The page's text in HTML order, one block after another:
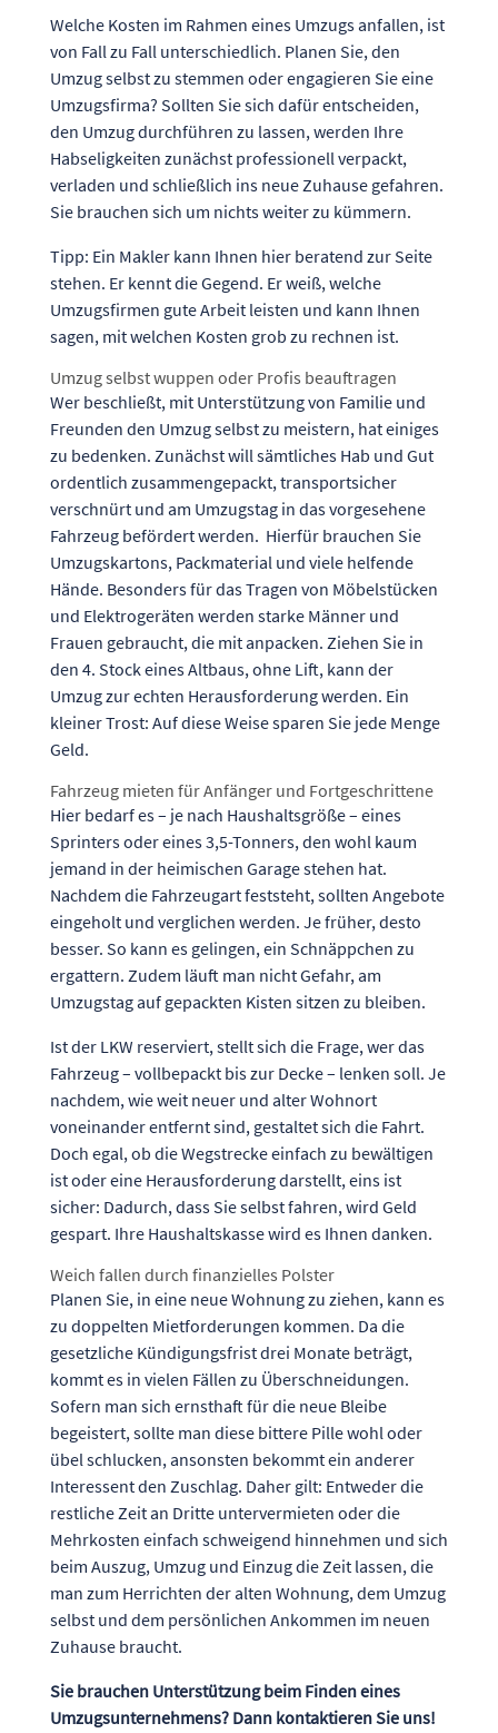
Welche Kosten im Rahmen eines Umzugs anfallen, ist
von Fall zu Fall unterschiedlich. Planen Sie, den
Umzug selbst zu stemmen oder engagieren Sie eine
Umzugsfirma? Sollten Sie sich dafür entscheiden,
den Umzug durchführen zu lassen, werden Ihre
Habseligkeiten zunächst professionell verpackt,
verladen und schließlich ins neue Zuhause gefahren.
Sie brauchen sich um nichts weiter zu kümmern.
Tipp: Ein Makler kann Ihnen hier beratend zur Seite
stehen. Er kennt die Gegend. Er weiß, welche
Umzugsfirmen gute Arbeit leisten und kann Ihnen
sagen, mit welchen Kosten grob zu rechnen ist.
Umzug selbst wuppen oder Profis beauftragen
Wer beschließt, mit Unterstützung von Familie und
Freunden den Umzug selbst zu meistern, hat einiges
zu bedenken. Zunächst will sämtliches Hab und Gut
ordentlich zusammengepackt, transportsicher
verschnürt und am Umzugstag in das vorgesehene
Fahrzeug befördert werden. Hierfür brauchen Sie
Umzugskartons, Packmaterial und viele helfende
Hände. Besonders für das Tragen von Möbelstücken
und Elektrogeräten werden starke Männer und
Frauen gebraucht, die mit anpacken. Ziehen Sie in
den 4. Stock eines Altbaus, ohne Lift, kann der
Umzug zur echten Herausforderung werden. Ein
kleiner Trost: Auf diese Weise sparen Sie jede Menge
Geld.
Fahrzeug mieten für Anfänger und Fortgeschrittene
Hier bedarf es – je nach Haushaltsgröße – eines
Sprinters oder eines 3,5-Tonners, den wohl kaum
jemand in der heimischen Garage stehen hat.
Nachdem die Fahrzeugart feststeht, sollten Angebote
eingeholt und verglichen werden. Je früher, desto
besser. So kann es gelingen, ein Schnäppchen zu
ergattern. Zudem läuft man nicht Gefahr, am
Umzugstag auf gepackten Kisten sitzen zu bleiben.
Ist der LKW reserviert, stellt sich die Frage, wer das
Fahrzeug – vollbepackt bis zur Decke – lenken soll. Je
nachdem, wie weit neuer und alter Wohnort
voneinander entfernt sind, gestaltet sich die Fahrt.
Doch egal, ob die Wegstrecke einfach zu bewältigen
ist oder eine Herausforderung darstellt, eins ist
sicher: Dadurch, dass Sie selbst fahren, wird Geld
gespart. Ihre Haushaltskasse wird es Ihnen danken.
Weich fallen durch finanzielles Polster
Planen Sie, in eine neue Wohnung zu ziehen, kann es
zu doppelten Mietforderungen kommen. Da die
gesetzliche Kündigungsfrist drei Monate beträgt,
kommt es in vielen Fällen zu Überschneidungen.
Sofern man sich ernsthaft für die neue Bleibe
begeistert, sollte man diese bittere Pille wohl oder
übel schlucken, ansonsten bekommt ein anderer
Interessent den Zuschlag. Daher gilt: Entweder die
restliche Zeit an Dritte untervermieten oder die
Mehrkosten einfach schweigend hinnehmen und sich
beim Auszug, Umzug und Einzug die Zeit lassen, die
man zum Herrichten der alten Wohnung, dem Umzug
selbst und dem persönlichen Ankommen im neuen
Zuhause braucht.
Sie brauchen Unterstützung beim Finden eines
Umzugsunternehmens? Dann kontaktieren Sie uns!